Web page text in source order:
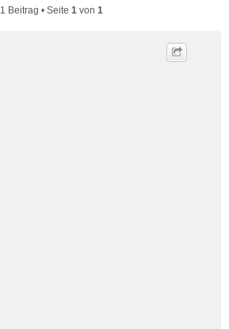
1 Beitrag • Seite 1 von 1